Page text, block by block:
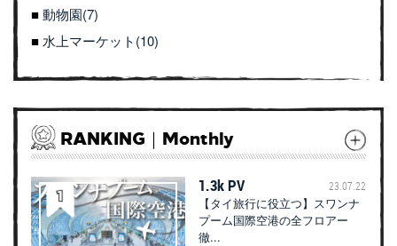
動物園(7)
水上マーケット(10)
RANKING｜Monthly
1.3k PV 23.07.22
【タイ旅行に役立つ】スワンナ
プーム国際空港の全フロアー
徹...